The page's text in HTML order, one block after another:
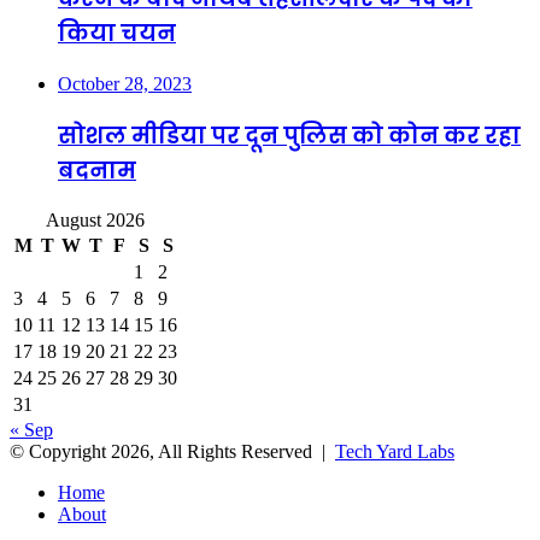
किया चयन
October 28, 2023
सोशल मीडिया पर दून पुलिस को कोन कर रहा
बदनाम
August 2026
M T W T F S
S
1
2
3
4 5 6 7 8
9
10 11 12 13 14 15 16
17 18 19 20 21 22 23
24 25 26 27 28 29 30
31
« Sep
© Copyright 2026, All Rights Reserved | Tech Yard Labs
Home
About